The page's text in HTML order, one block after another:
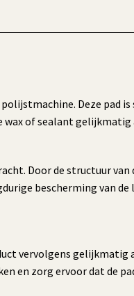
Deze pad is
wax of sealant
Door de structuur van
bescherming van de
vervolgens gelijkmatig
en zorg ervoor dat de